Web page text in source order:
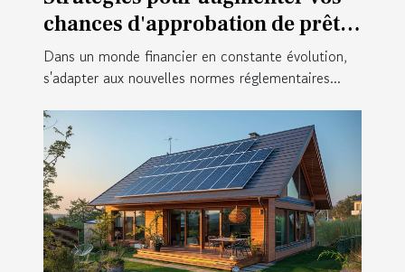
chances d'approbation de prêt
dans le nouveau cadre
réglementaire
Dans un monde financier en constante évolution,
s'adapter aux nouvelles normes réglementaires...